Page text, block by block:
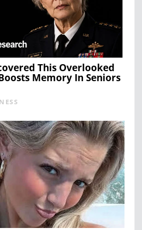
This Overlooked
Memory In Seniors